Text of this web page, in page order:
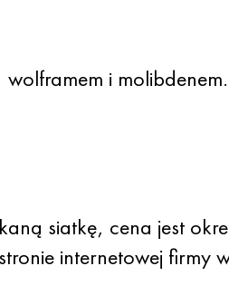
i
siatkę, cena jest
internetowej firmy